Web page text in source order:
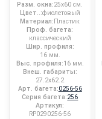
Разм. окна:25x60 см.
Цвет..:фиолетовый
Материал: Пластик
Проф. багета:
классический
Шир. профиля:
16 мм.
Выс. профиля:16 мм.
Внеш. габариты:
27.2x62.2
Арт. багета:0256-56
Серия багета:256
Артикул:
RP0290256-56